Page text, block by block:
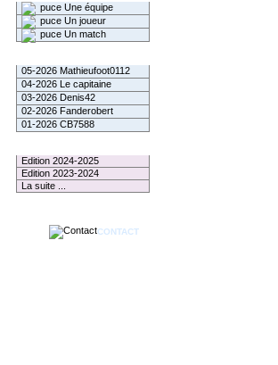
Une équipe
Un joueur
Un match
05-2026 Mathieufoot0112
04-2026 Le capitaine
03-2026 Denis42
02-2026 Fanderobert
01-2026 CB7588
Edition 2024-2025
Edition 2023-2024
La suite ...
CONTACT